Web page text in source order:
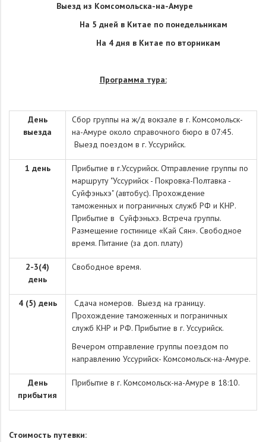
Выезд из Комсомольска-на-Амуре
На 5 дней в Китае по понедельникам
На 4 дня в Китае по вторникам
Программа тура:
День
выезда
Сбор группы на ж/д вокзале в г. Комсомольск-
на-Амуре около справочного бюро в 07:45.
Выезд поездом в г. Уссурийск.
1 день
Прибытие в г.Уссурийск. Отправление группы по
маршруту "Уссурийск - Покровка-Полтавка -
Суйфэньхэ" (автобус). Прохождение
таможенных и пограничных служб РФ и КНР.
Прибытие в Суйфэньхэ. Встреча группы.
Размещение гостинице «Кай Сян». Свободное
время. Питание (за доп. плату)
2-3(4)
день
Свободное время.
4 (5) день
Сдача номеров. Выезд на границу.
Прохождение таможенных и пограничных
служб КНР и РФ. Прибытие в г. Уссурийск.
Вечером отправление группы поездом по
направлению Уссурийск- Комсомольск-на-Амуре.
День
прибытия
Прибытие в г. Комсомольск-на-Амуре в 18:10.
Стоимость путевки: